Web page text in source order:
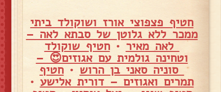
חטיף פצפוצי אורז ושוקולד ביתי
ממכר ללא גלוטן של סבתא לאה –
לאה מאיר •חטיף שוקולד
וטחינה גולמית עם אגוזים😍 –
סוניה סאני בן הרוש • חטיף
תמרים ואגוזים – דורית אלישע •